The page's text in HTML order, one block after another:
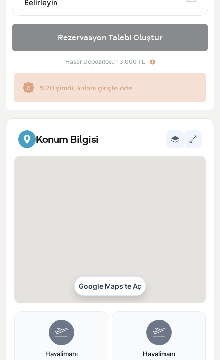
Konum Bilgisi
Google Maps'te Aç
Havalimanı Havalimanı
Belirleyin
Rezervasyon Talebi Oluştur
Hasar Depozitosu : 3.000 TL
%20 şimdi, kalanı girişte öde